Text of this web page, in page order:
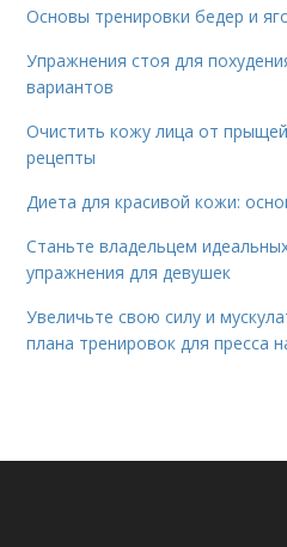
Основы тренировки бедер и
Упражнения стоя для
вариантов
Очистить кожу лица от
рецепты
Диета для красивой кожи:
Станьте владельцем
упражнения для девушек
Увеличьте свою силу и
плана тренировок для пресса